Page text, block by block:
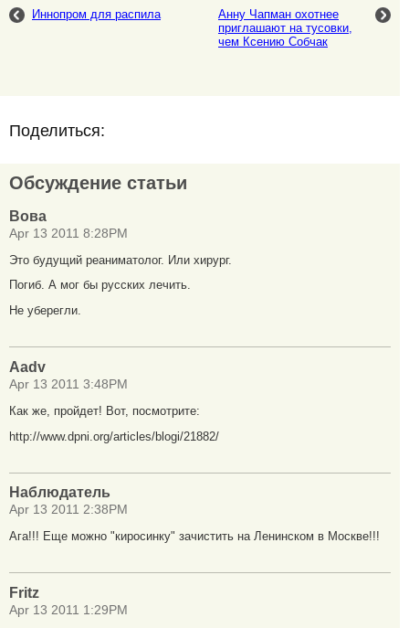
Иннопром для распила
Анну Чапман охотнее
приглашают на тусовки,
чем Ксению Собчак
Поделиться:
Обсуждение статьи
Вова
Apr 13 2011 8:28PM
Это будущий реаниматолог. Или хирург.
Погиб. А мог бы русских лечить.
Не уберегли.
Aadv
Apr 13 2011 3:48PM
Как же, пройдет! Вот, посмотрите:
http://www.dpni.org/articles/blogi/21882/
Наблюдатель
Apr 13 2011 2:38PM
Ага!!! Еще можно "киросинку" зачистить на Ленинском в Москве!!!
Fritz
Apr 13 2011 1:29PM